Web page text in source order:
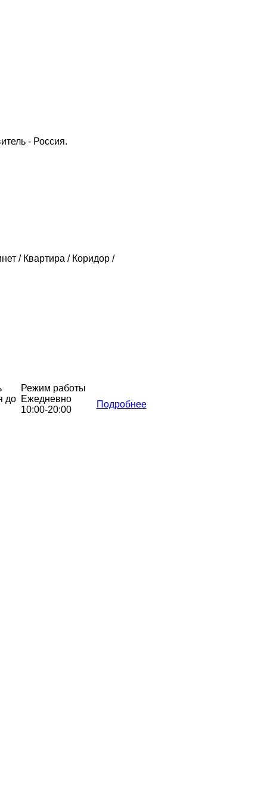
- Россия.
/ Квартира / Коридор /
Режим работы
до
Ежедневно
10:00-20:00
Подробнее